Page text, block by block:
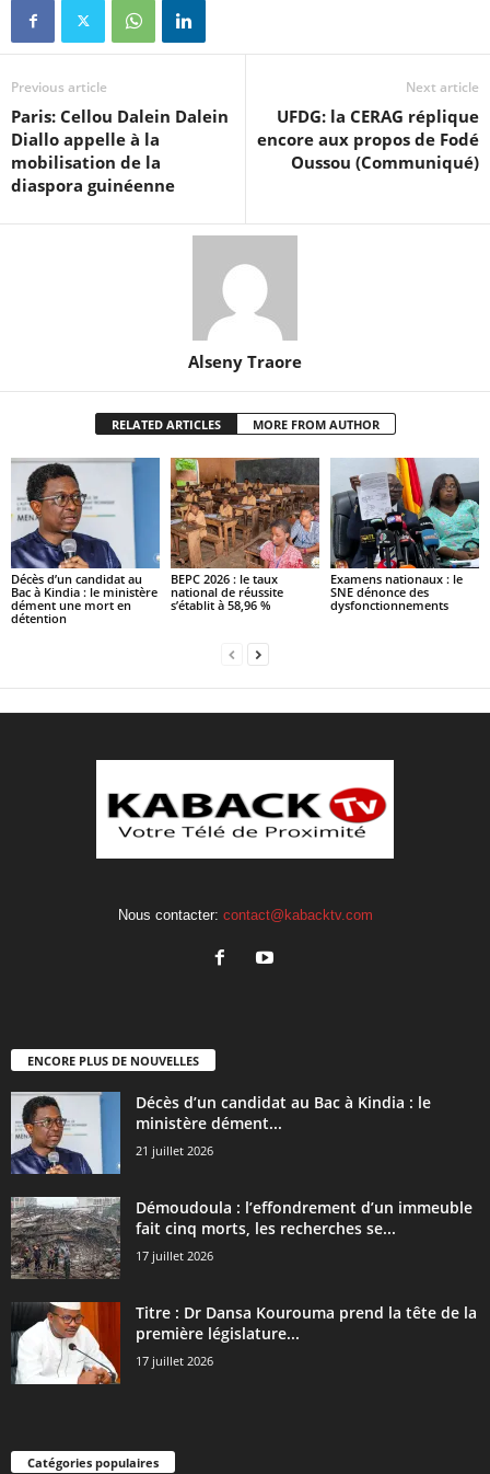
Previous article
Paris: Cellou Dalein Dalein
Diallo appelle à la
mobilisation de la
diaspora guinéenne
Next article
UFDG: la CERAG réplique
encore aux propos de Fodé
Oussou (Communiqué)
Alseny Traore
RELATED ARTICLES MORE FROM AUTHOR
Décès d’un candidat au
Bac à Kindia : le ministère
dément une mort en
détention
BEPC 2026 : le taux
national de réussite
s’établit à 58,96 %
Examens nationaux : le
SNE dénonce des
dysfonctionnements
Nous contacter: contact@kabacktv.com
ENCORE PLUS DE NOUVELLES
Décès d’un candidat au Bac à Kindia : le
ministère dément...
21 juillet 2026
Démoudoula : l’effondrement d’un immeuble
fait cinq morts, les recherches se...
17 juillet 2026
Titre : Dr Dansa Kourouma prend la tête de la
première législature...
17 juillet 2026
Catégories populaires